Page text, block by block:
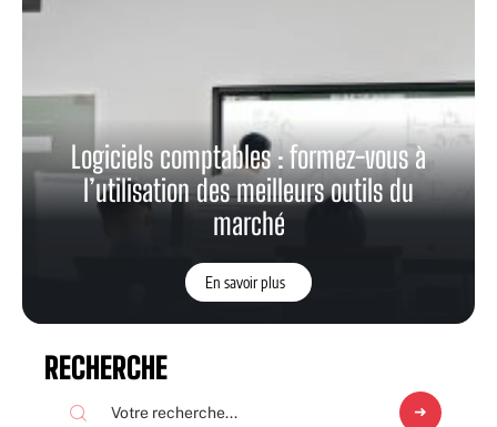
Logiciels comptables : formez-vous à
l’utilisation des meilleurs outils du
marché
En savoir plus
RECHERCHE